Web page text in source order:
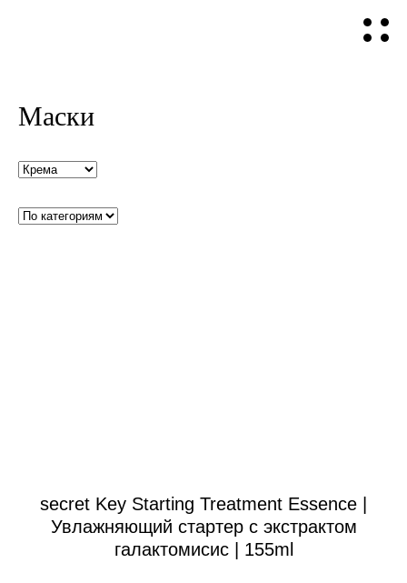
Маски
secret Key Starting Treatment Essence |
Увлажняющий стартер с экстрактом
галактомисис | 155ml